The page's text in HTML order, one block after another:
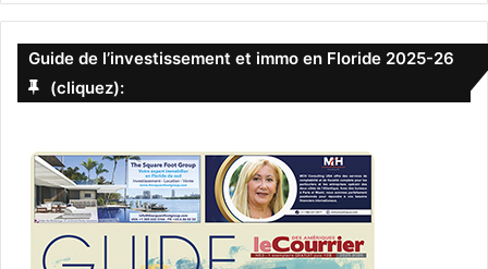
Guide de l’investissement et immo en Floride 2025-26
(cliquez):